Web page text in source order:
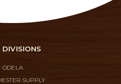
DIVISIONS
ODELA
SUPPLY